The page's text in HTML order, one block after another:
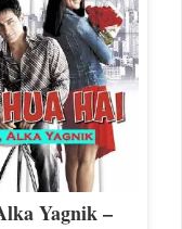
Yagnik –